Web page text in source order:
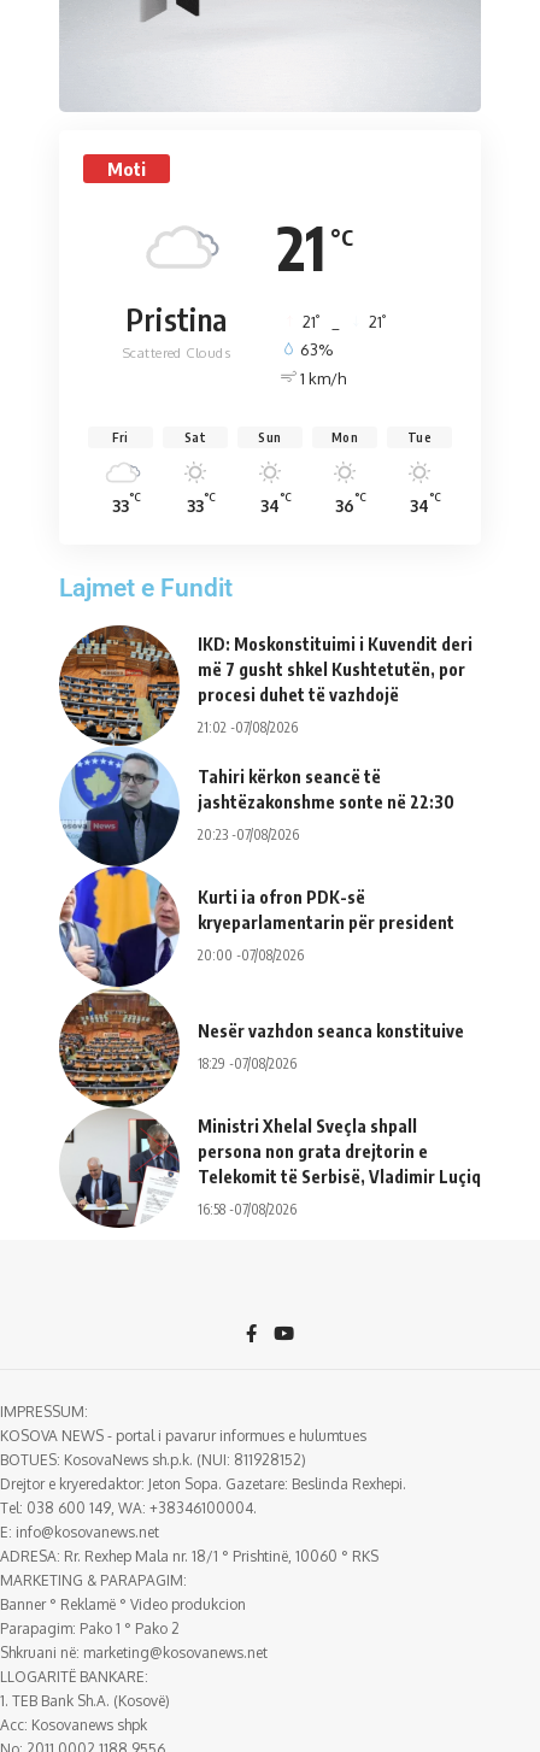
Moti
21 °C
Pristina
Scattered Clouds
21° 21°
63%
1 km/h
Fri
33°C
Sat
33°C
Sun
34°C
Mon
36°C
Tue
34°C
Lajmet e Fundit
IKD: Moskonstituimi i Kuvendit deri
më 7 gusht shkel Kushtetutën, por
procesi duhet të vazhdojë
21:02 -07/08/2026
Tahiri kërkon seancë të
jashtëzakonshme sonte në 22:30
20:23 -07/08/2026
Kurti ia ofron PDK-së
kryeparlamentarin për president
20:00 -07/08/2026
Nesër vazhdon seanca konstituive
18:29 -07/08/2026
Ministri Xhelal Sveçla shpall
persona non grata drejtorin e
Telekomit të Serbisë, Vladimir Luçiq
16:58 -07/08/2026
IMPRESSUM:
KOSOVA NEWS - portal i pavarur informues e hulumtues
BOTUES: KosovaNews sh.p.k. (NUI: 811928152)
Drejtor e kryeredaktor: Jeton Sopa. Gazetare: Beslinda Rexhepi.
Tel: 038 600 149, WA: +38346100004.
E: info@kosovanews.net
ADRESA: Rr. Rexhep Mala nr. 18/1 ° Prishtinë, 10060 ° RKS
MARKETING & PARAPAGIM:
Banner ° Reklamë ° Video produkcion
Parapagim: Pako 1 ° Pako 2
Shkruani në: marketing@kosovanews.net
LLOGARITË BANKARE:
1. TEB Bank Sh.A. (Kosovë)
Acc: Kosovanews shpk